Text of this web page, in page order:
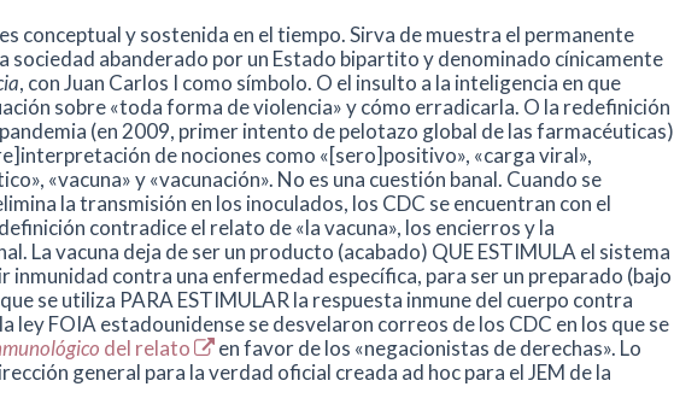
conceptual y sostenida en el tiempo. Sirva de muestra el permanente
sociedad abanderado por un Estado bipartito y denominado cínicamente
, con Juan Carlos I como símbolo. O el insulto a la inteligencia en que
sobre «toda forma de violencia» y cómo erradicarla. O la redefinición
(en 2009, primer intento de pelotazo global de las farmacéuticas)
de nociones como «[sero]positivo», «carga viral»,
«vacuna» y «vacunación». No es una cuestión banal. Cuando se
la transmisión en los inoculados, los CDC se encuentran con el
contradice el relato de «la vacuna», los encierros y la
La vacuna deja de ser un producto (acabado) QUE ESTIMULA el sistema
inmunidad contra una enfermedad específica, para ser un preparado (bajo
se utiliza PARA ESTIMULAR la respuesta inmune del cuerpo contra
ley FOIA estadounidense se desvelaron correos de los CDC en los que se
del relato
en favor de los «negacionistas de derechas». Lo
general para la verdad oficial creada ad hoc para el JEM de la